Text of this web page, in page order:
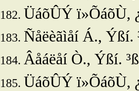
ÜáõÛÝ ï»ÕáõÙ,
Ñåëèãìåí Á., Ýßí.
Âåáëåí Ò., Ýßí.
ÜáõÛÝ ï»ÕáõÙ,